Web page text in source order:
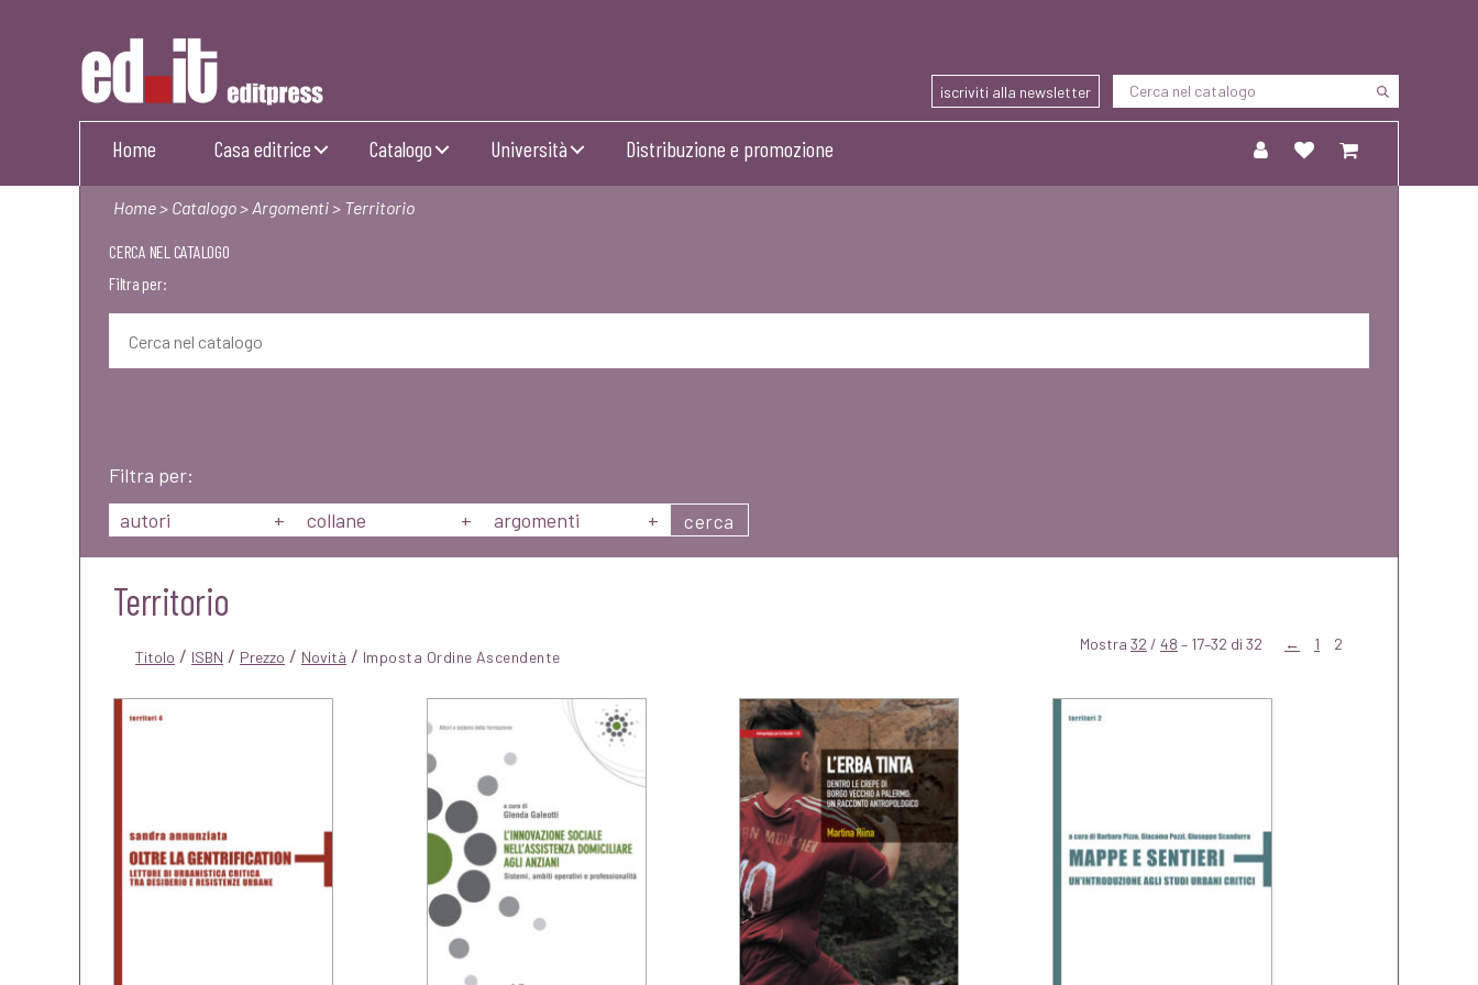
Editpress
iscriviti alla newsletter
Home Casa editrice Catalogo Università Distribuzione e promozione
Home> Catalogo> Argomenti> Territorio
CERCA NEL CATALOGO
Filtra per:
Filtra per:
autori
+ collane + argomenti + cerca
Territorio
Titolo / ISBN / Prezzo / Novità / Mostra 32 / 48 – 17–32 di 32 ← 1 2